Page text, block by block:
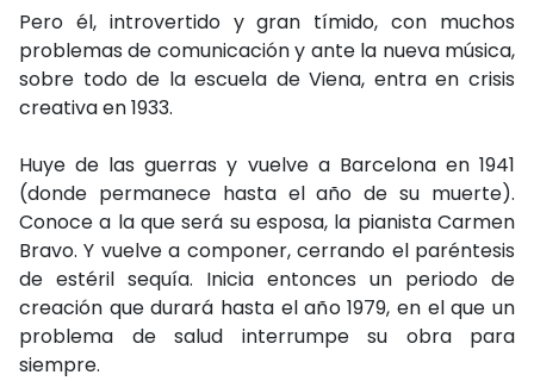
Pero él, introvertido y gran tímido, con muchos
problemas de comunicación y ante la nueva música,
sobre todo de la escuela de Viena, entra en crisis
creativa en 1933.
Huye de las guerras y vuelve a Barcelona en 1941
(donde permanece hasta el año de su muerte).
Conoce a la que será su esposa, la pianista Carmen
Bravo. Y vuelve a componer, cerrando el paréntesis
de estéril sequía. Inicia entonces un periodo de
creación que durará hasta el año 1979, en el que un
problema de salud interrumpe su obra para
siempre.